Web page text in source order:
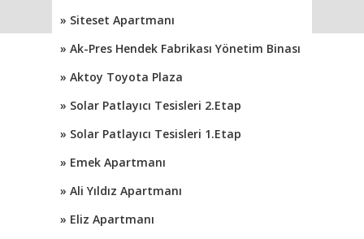
» Siteset Apartmanı
» Ak-Pres Hendek Fabrikası Yönetim Binası
» Aktoy Toyota Plaza
» Solar Patlayıcı Tesisleri 2.Etap
» Solar Patlayıcı Tesisleri 1.Etap
» Emek Apartmanı
» Ali Yıldız Apartmanı
» Eliz Apartmanı